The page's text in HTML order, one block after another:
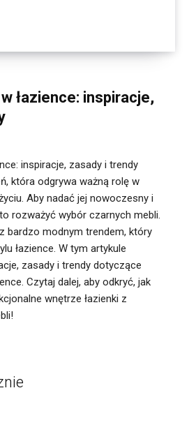
łazience: inspiracje,
inspiracje, zasady i trendy
która odgrywa ważną rolę w
Aby nadać jej nowoczesny i
rozważyć wybór czarnych mebli.
bardzo modnym trendem, który
łazience. W tym artykule
zasady i trendy dotyczące
Czytaj dalej, aby odkryć, jak
wnętrze łazienki z